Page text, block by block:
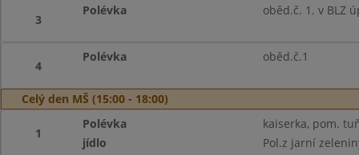
3
Polévka oběd.č. 1. v BLZ
4
Polévka oběd.č.1
Celý den MŠ (15:00 - 18:00)
1
Polévka
kaiserka, pom.
jídlo
Pol.z jarní